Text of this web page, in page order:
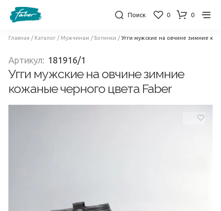
Поиск 0 0
Главная / Каталог / Мужчинам / Ботинки /Угги мужские на овчине зимние
Артикул: 181916/1
Угги мужские на овчине зимние
кожаные черного цвета Faber